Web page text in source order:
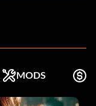
MODS